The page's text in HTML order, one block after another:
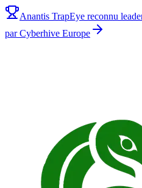
Anantis TrapEye reconnu
par Cyberhive Europe